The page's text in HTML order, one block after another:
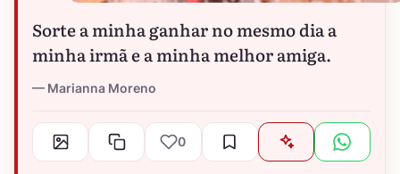
Sorte a minha ganhar no mesmo dia a
minha irmã e a minha melhor amiga.
Marianna Moreno
0